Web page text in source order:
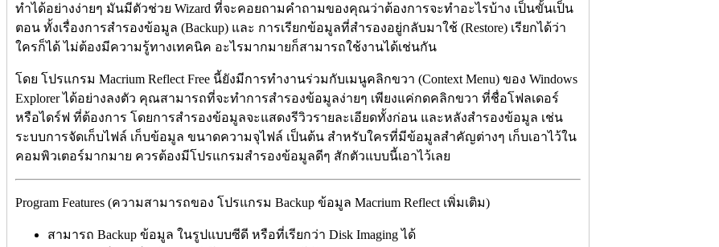
ทำได้อย่างง่ายๆ มันมีตัวช่วย Wizard ที่จะคอยถามคำถามของคุณว่าต้องการจะทำอะไรบ้าง เป็นขั้นเป็น
ตอน ทั้งเรื่องการสำรองข้อมูล (Backup) และ การเรียกข้อมูลที่สำรองอยู่กลับมาใช้ (Restore) เรียกได้ว่า
ใครก็ได้ ไม่ต้องมีความรู้ทางเทคนิค อะไรมากมายก็สามารถใช้งานได้เช่นกัน
โดย โปรแกรม Macrium Reflect Free นี้ยังมีการทำงานร่วมกับเมนูคลิกขวา (Context Menu) ของ Windows
Explorer ได้อย่างลงตัว คุณสามารถที่จะทำการสำรองข้อมูลง่ายๆ เพียงแค่กดคลิกขวา ที่ชื่อโฟลเดอร์
หรือไดร์ฟ ที่ต้องการ โดยการสำรองข้อมูลจะแสดงรีวิวรายละเอียดทั้งก่อน และหลังสำรองข้อมูล เช่น
ระบบการจัดเก็บไฟล์ เก็บข้อมูล ขนาดความจุไฟล์ เป็นต้น สำหรับใครที่มีข้อมูลสำคัญต่างๆ เก็บเอาไว้ใน
คอมพิวเตอร์มากมาย ควรต้องมีโปรแกรมสำรองข้อมูลดีๆ สักตัวแบบนี้เอาไว้เลย
Program Features (ความสามารถของ โปรแกรม Backup ข้อมูล Macrium Reflect เพิ่มเติม)
สามารถ Backup ข้อมูล ในรูปแบบซีดี หรือที่เรียกว่า Disk Imaging ได้